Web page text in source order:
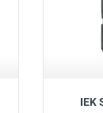
IEK